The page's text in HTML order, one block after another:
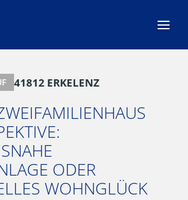
41812 ERKELENZ
ODER
WOHNGLÜCK